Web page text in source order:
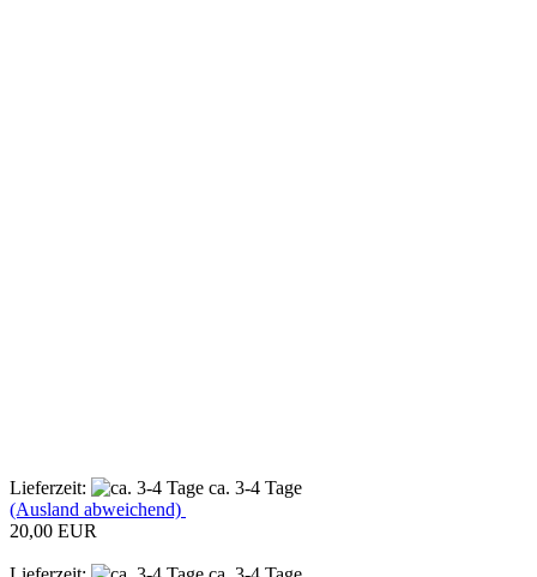
Lieferzeit:
ca. 3-4 Tage
(Ausland abweichend)
20,00 EUR